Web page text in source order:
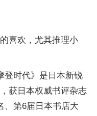
喜欢，尤其推理小
登时代》是日本新锐
获日本权威书评杂志
、第6届日本书店大